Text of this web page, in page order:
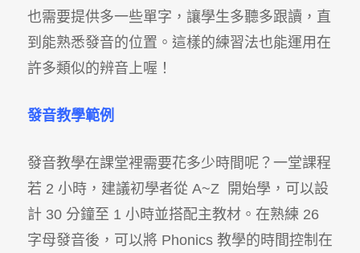
也需要提供多一些單字，讓學生多聽多跟讀，直
到能熟悉發音的位置。這樣的練習法也能運用在
許多類似的辨音上喔！
發音教學範例
發音教學在課堂裡需要花多少時間呢？一堂課程
若 2 小時，建議初學者從 A~Z 開始學，可以設
計 30 分鐘至 1 小時並搭配主教材。在熟練 26
字母發音後，可以將 Phonics 教學的時間控制在